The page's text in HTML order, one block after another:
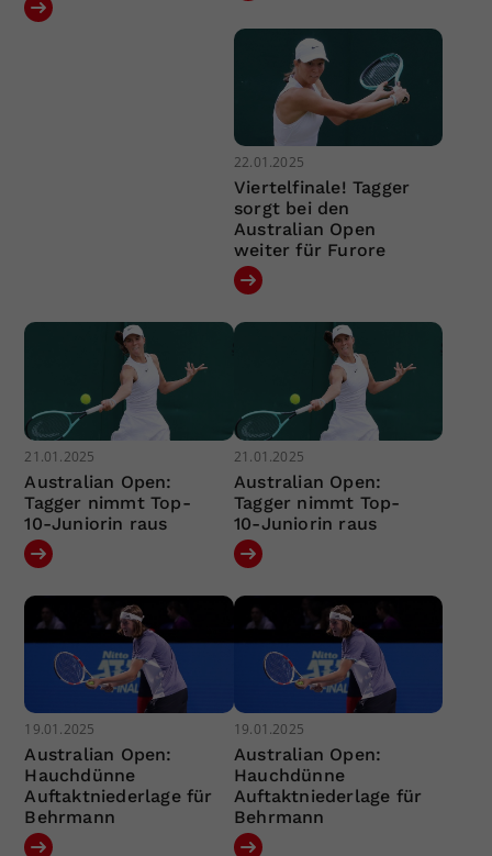
22.01.2025
Viertelfinale! Tagger
sorgt bei den
Australian Open
weiter für Furore
21.01.2025
Australian Open:
Tagger nimmt Top-
10-Juniorin raus
21.01.2025
Australian Open:
Tagger nimmt Top-
10-Juniorin raus
19.01.2025
Australian Open:
Hauchdünne
Auftaktniederlage für
Behrmann
19.01.2025
Australian Open:
Hauchdünne
Auftaktniederlage für
Behrmann